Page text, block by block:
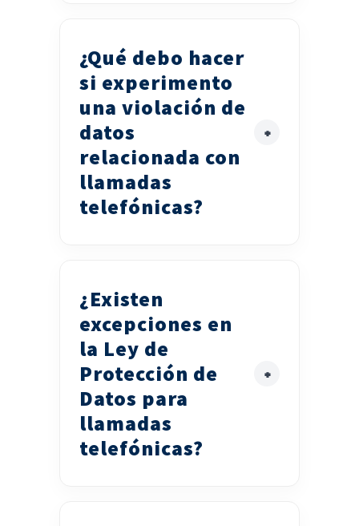
¿Qué debo hacer
si experimento
una violación de
datos
relacionada con
llamadas
telefónicas?
¿Existen
excepciones en
la Ley de
Protección de
Datos para
llamadas
telefónicas?